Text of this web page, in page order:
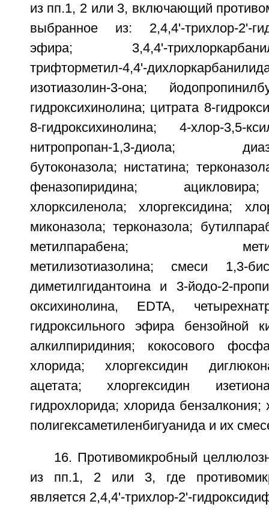
из пп.1, 2 или 3, включающий
выбранное из: 2,4,4'-трихлор-2'-
эфира; 3,4,4'-
трифторметил-4,4'-
изотиазолин-3-она;
гидроксихинолина; цитрата 8-
8-гидроксихинолина; 4-хлор-3,5-
нитропропан-1,3-диола;
бутоконазола; нистатина;
феназопиридина;
хлорксиленола; хлоргексидина;
миконазола; терконазола;
метилпарабена;
метилизотиазолина; смеси 1,3-
диметилгидантоина и 3-йодо-2-
оксихинолина, EDTA,
гидроксильного эфира бензойной
алкилпиридиния; кокосового
хлорида; хлоргексидин
ацетата; хлоргексидин
гидрохлорида; хлорида бензалкония;
полигексаметиленбигуанида и их
16. Противомикробный
из пп.1, 2 или 3, где
является 2,4,4'-трихлор-2'-